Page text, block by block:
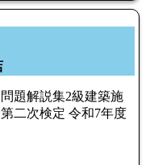
題解説集2級建築施
二次検定 令和7年度